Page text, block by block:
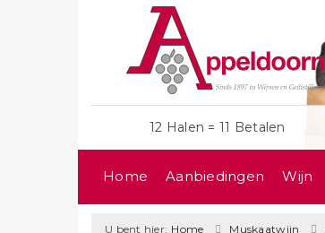
12 Halen = 11 Betalen
Home Aanbiedingen Wijn
U bent hier: Home Muskaatwijn